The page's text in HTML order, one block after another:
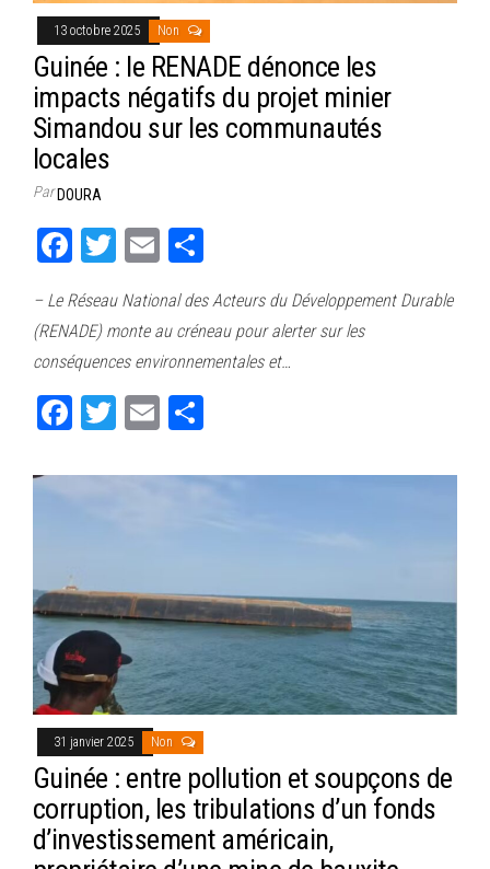
13 octobre 2025 Non
Guinée : le RENADE dénonce les
impacts négatifs du projet minier
Simandou sur les communautés
locales
ParDOURA
Fa
bo
ok
T
tt
er
E
ail ag
er
– Le Réseau National des Acteurs du Développement Durable
(RENADE) monte au créneau pour alerter sur les
conséquences environnementales et…
Fa
bo
T
tt
E
ail ag
31 janvier 2025 Non
Guinée : entre pollution et soupçons de
corruption, les tribulations d’un fonds
d’investissement américain,